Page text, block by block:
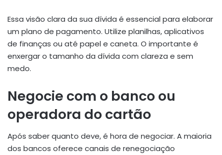
Essa visão clara da sua dívida é essencial para elaborar
um plano de pagamento. Utilize planilhas, aplicativos
de finanças ou até papel e caneta. O importante é
enxergar o tamanho da dívida com clareza e sem
medo.
Negocie com o banco ou
operadora do cartão
Após saber quanto deve, é hora de negociar. A maioria
dos bancos oferece canais de renegociação